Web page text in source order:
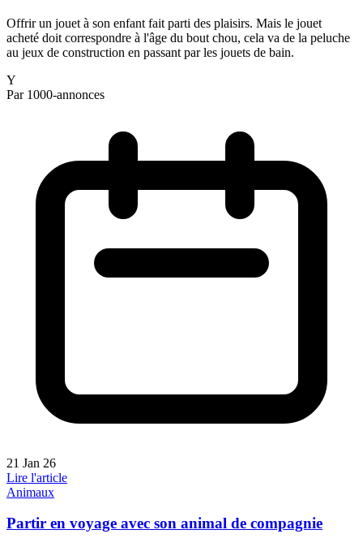
Offrir un jouet à son enfant fait parti des plaisirs. Mais le jouet
acheté doit correspondre à l'âge du bout chou, cela va de la peluche
au jeux de construction en passant par les jouets de bain.
Y
Par 1000-annonces
21 Jan 26
Lire l'article
Animaux
Partir en voyage avec son animal de compagnie